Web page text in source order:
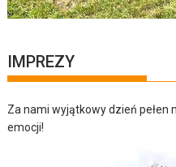
IMPREZY
Za nami wyjątkowy dzień pełen
emocji!